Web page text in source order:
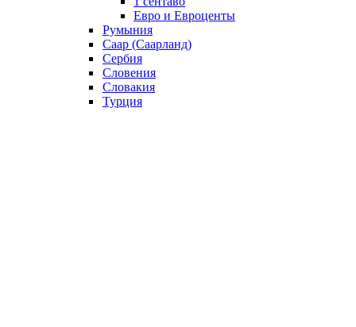
Евро и Евроценты
Румыния
Саар (Саарланд)
Сербия
Словения
Словакия
Турция